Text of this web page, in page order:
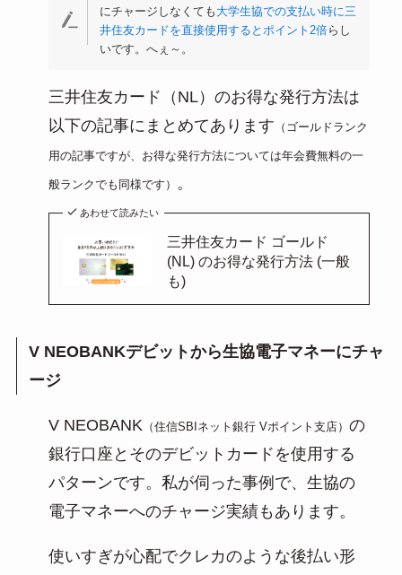
にチャージしなくても 大学生協での支払い時に三
井住友カードを直接使用するとポイント2倍らし
いです。へぇ～。
三井住友カード（NL）のお得な発行方法は
以下の記事にまとめてあります （ゴールドランク
用の記事ですが、お得な発行方法については年会費無料の一
般ランクでも同様です） 。
あわせて読みたい
三井住友カード ゴールド
(NL) のお得な発行方法 (一般
も)
V NEOBANKデビットから生協電子マネーにチャ
ージ
V NEOBANK（住信SBIネット銀行 Vポイント支店） の
銀行口座とそのデビットカードを使用する
パターンです。私が伺った事例で、生協の
電子マネーへのチャージ実績もあります。
使いすぎが心配でクレカのような後払い形